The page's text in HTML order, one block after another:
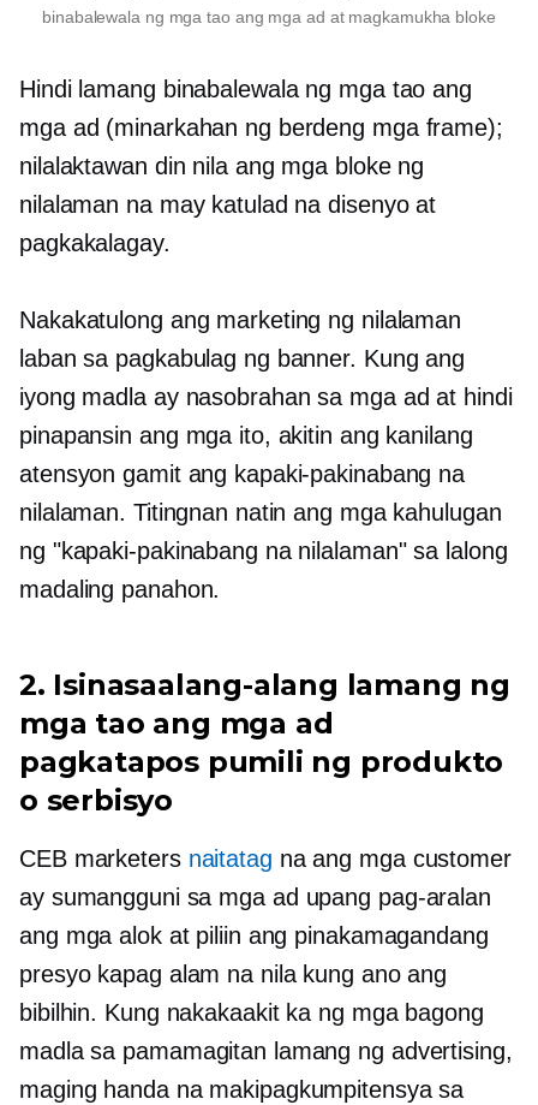
binabalewala ng mga tao ang mga ad at magkamukha bloke
Hindi lamang binabalewala ng mga tao ang
mga ad (minarkahan ng berdeng mga frame);
nilalaktawan din nila ang mga bloke ng
nilalaman na may katulad na disenyo at
pagkakalagay.
Nakakatulong ang marketing ng nilalaman
laban sa pagkabulag ng banner. Kung ang
iyong madla ay nasobrahan sa mga ad at hindi
pinapansin ang mga ito, akitin ang kanilang
atensyon gamit ang kapaki-pakinabang na
nilalaman. Titingnan natin ang mga kahulugan
ng "kapaki-pakinabang na nilalaman" sa lalong
madaling panahon.
2. Isinasaalang-alang lamang ng
mga tao ang mga ad
pagkatapos pumili ng produkto
o serbisyo
CEB marketers naitatag na ang mga customer
ay sumangguni sa mga ad upang pag-aralan
ang mga alok at piliin ang pinakamagandang
presyo kapag alam na nila kung ano ang
bibilhin. Kung nakakaakit ka ng mga bagong
madla sa pamamagitan lamang ng advertising,
maging handa na makipagkumpitensya sa